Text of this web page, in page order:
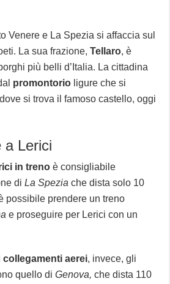
Venere e La Spezia si affaccia sul
La sua frazione,Tellaro, è
più belli d’Italia. La cittadina
promontorio ligure che si
si trova il famoso castello, oggi
a Lerici
in treno è consigliabile
diLa Spezia che dista solo 10
possibile prendere un treno
e proseguire per Lerici con un
collegamenti aerei, invece, gli
quello diGenova, che dista 110